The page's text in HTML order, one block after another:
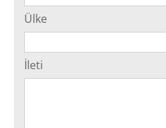
Ülke
İleti